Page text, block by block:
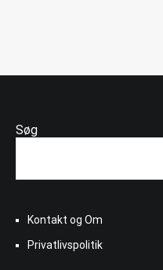
Søg
Kontakt og Om
Privatlivspolitik